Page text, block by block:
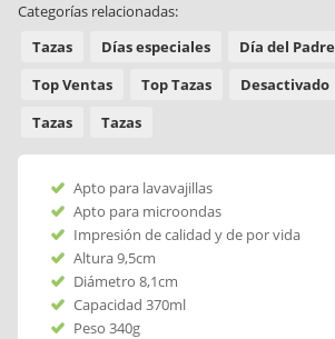
Categorías relacionadas:
Tazas
Días especiales Día del Padre
Top Ventas
Top Tazas Desactivado
Tazas
Tazas
Apto para lavavajillas
Apto para microondas
Impresión de calidad y de por vida
Altura 9,5cm
Diámetro 8,1cm
Capacidad 370ml
Peso 340g